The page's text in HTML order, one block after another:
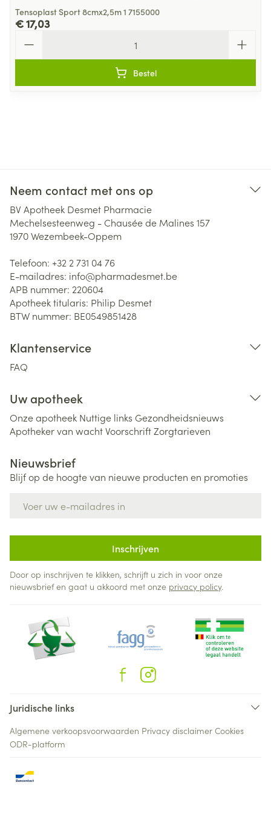
Tensoplast Sport 8cmx2,5m 1 7155000
€ 17,03
Bestel
Neem contact met ons op
BV Apotheek Desmet Pharmacie
Mechelsesteenweg - Chausée de Malines 157
1970Wezembeek-Oppem
Telefoon: +32 2 731 04 76
E-mailadres: info@pharmadesmet.be
APB nummer: 220604
Apotheek titularis: Philip Desmet
BTW nummer: BE0549851428
Klantenservice
FAQ
Uw apotheek
Onze apotheek Nuttige links Gezondheidsnieuws
Apotheker van wachtVoorschriftZorgtarieven
Nieuwsbrief
Blijf op de hoogte van nieuwe producten en promoties
Inschrijven
Door op inschrijven te klikken, schrijft u zich in voor onze
nieuwsbrief en gaat u akkoord met onze privacy policy.
Juridische links
Algemene verkoopsvoorwaarden Privacy disclaimer Cookies
ODR-platform